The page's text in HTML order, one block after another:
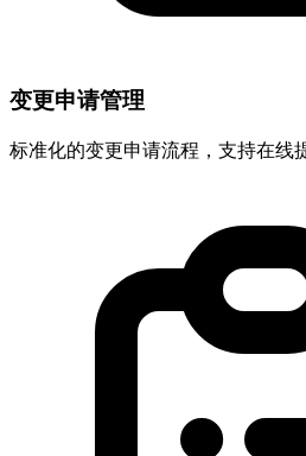
变更申请管理
标准化的变更申请流程，支持在线